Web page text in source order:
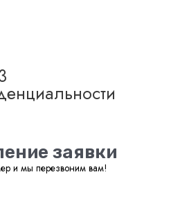
заявки
и мы перезвоним вам!